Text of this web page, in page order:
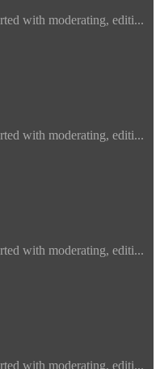
with moderating, editi...
with moderating, editi...
with moderating, editi...
with moderating, editi...